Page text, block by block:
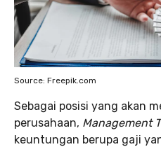
Source: Freepik.com
Sebagai posisi yang akan
perusahaan, Management
keuntungan berupa gaji